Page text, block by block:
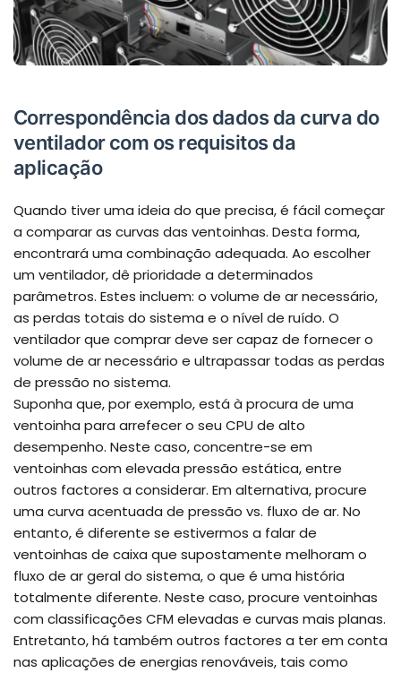
Correspondência dos dados da curva do
ventilador com os requisitos da
aplicação
Quando tiver uma ideia do que precisa, é fácil começar
a comparar as curvas das ventoinhas. Desta forma,
encontrará uma combinação adequada. Ao escolher
um ventilador, dê prioridade a determinados
parâmetros. Estes incluem: o volume de ar necessário,
as perdas totais do sistema e o nível de ruído. O
ventilador que comprar deve ser capaz de fornecer o
volume de ar necessário e ultrapassar todas as perdas
de pressão no sistema.
Suponha que, por exemplo, está à procura de uma
ventoinha para arrefecer o seu CPU de alto
desempenho. Neste caso, concentre-se em
ventoinhas com elevada pressão estática, entre
outros factores a considerar. Em alternativa, procure
uma curva acentuada de pressão vs. fluxo de ar. No
entanto, é diferente se estivermos a falar de
ventoinhas de caixa que supostamente melhoram o
fluxo de ar geral do sistema, o que é uma história
totalmente diferente. Neste caso, procure ventoinhas
com classificações CFM elevadas e curvas mais planas.
Entretanto, há também outros factores a ter em conta
nas aplicações de energias renováveis, tais como